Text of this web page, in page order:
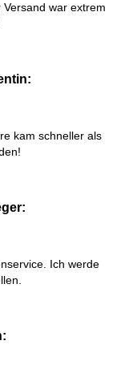
war extrem
kam schneller als
Ich werde